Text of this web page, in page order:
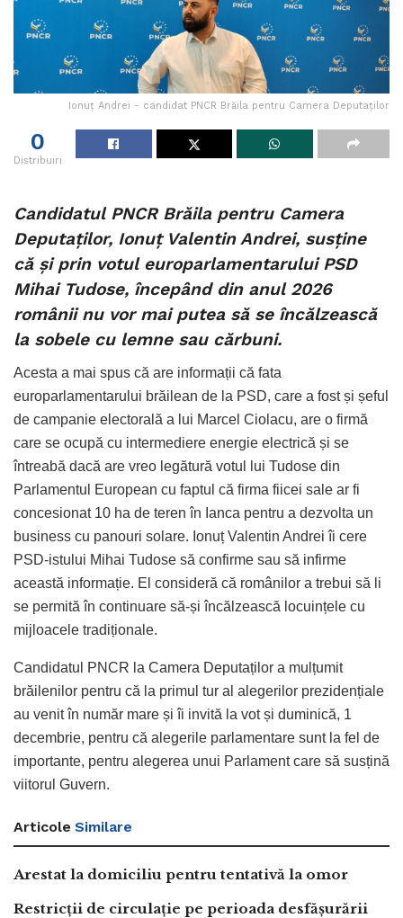
Ionuț Andrei - candidat PNCR Brăila pentru Camera Deputaților
0
Distribuiri
Candidatul PNCR Brăila pentru Camera
Deputaților, Ionuț Valentin Andrei, susține
că și prin votul europarlamentarului PSD
Mihai Tudose, începând din anul 2026
românii nu vor mai putea să se încălzească
la sobele cu lemne sau cărbuni.
Acesta a mai spus că are informații că fata
europarlamentarului brăilean de la PSD, care a fost și șeful
de campanie electorală a lui Marcel Ciolacu, are o firmă
care se ocupă cu intermediere energie electrică și se
întreabă dacă are vreo legătură votul lui Tudose din
Parlamentul European cu faptul că firma fiicei sale ar fi
concesionat 10 ha de teren în Ianca pentru a dezvolta un
business cu panouri solare. Ionuț Valentin Andrei îi cere
PSD-istului Mihai Tudose să confirme sau să infirme
această informație. El consideră că românilor a trebui să li
se permită în continuare să-și încălzească locuințele cu
mijloacele tradiționale.
Candidatul PNCR la Camera Deputaților a mulțumit
brăilenilor pentru că la primul tur al alegerilor prezidențiale
au venit în număr mare și îi invită la vot și duminică, 1
decembrie, pentru că alegerile parlamentare sunt la fel de
importante, pentru alegerea unui Parlament care să susțină
viitorul Guvern.
Articole Similare
Arestat la domiciliu pentru tentativă la omor
Restricții de circulație pe perioada desfășurării